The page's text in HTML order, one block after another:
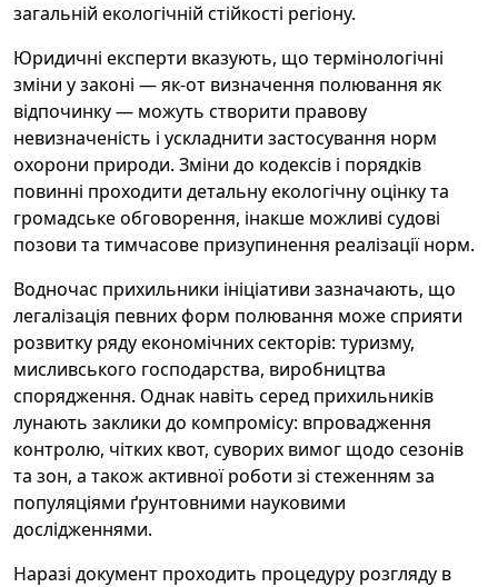
загальній екологічній стійкості регіону.
Юридичні експерти вказують, що термінологічні
зміни у законі — як-от визначення полювання як
відпочинку — можуть створити правову
невизначеність і ускладнити застосування норм
охорони природи. Зміни до кодексів і порядків
повинні проходити детальну екологічну оцінку та
громадське обговорення, інакше можливі судові
позови та тимчасове призупинення реалізації норм.
Водночас прихильники ініціативи зазначають, що
легалізація певних форм полювання може сприяти
розвитку ряду економічних секторів: туризму,
мисливського господарства, виробництва
спорядження. Однак навіть серед прихильників
лунають заклики до компромісу: впровадження
контролю, чітких квот, суворих вимог щодо сезонів
та зон, а також активної роботи зі стеженням за
популяціями ґрунтовними науковими
дослідженнями.
Наразі документ проходить процедуру розгляду в